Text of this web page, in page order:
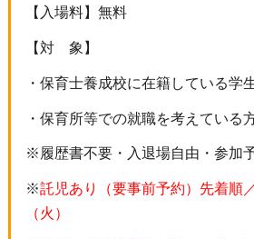
【入場料】無料
【対 象】
・保育士養成校に在籍している学
・保育所等での就職を考えている
※履歴書不要・入退場自由・参加
※託児あり（要事前予約）先着順
（火）